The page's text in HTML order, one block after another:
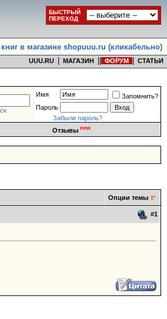
БЫСТРЫЙ
ПЕРЕХОД
книг в магазине shopuuu.ru (кликабельно)
UUU.RU МАГАЗИН ФОРУМ СТАТЬИ
Имя
Запомнить?
Пароль
Забыли пароль?
Отзывы new
Опции темы
#1